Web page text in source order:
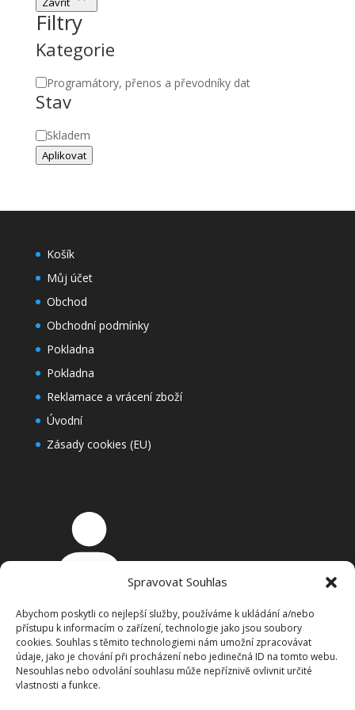
Spravovat Souhlas
Abychom poskytli co nejlepší služby, používáme k ukládání a/nebo
přístupu k informacím o zařízení, technologie jako jsou soubory
cookies. Souhlas s těmito technologiemi nám umožní zpracovávat
údaje, jako je chování při procházení nebo jedinečná ID na tomto webu.
Nesouhlas nebo odvolání souhlasu může nepříznivě ovlivnit určité
vlastnosti a funkce.
Filtry
Kategorie
Kategorie
Programátory, přenos a převodníky dat
Stav
StavSkladem
Aplikovat
Košík
Můj účet
Obchod
Obchodní podmínky
Pokladna
Pokladna
Reklamace a vrácení zboží
Úvodní
Zásady cookies (EU)
Přihlášení
Košík